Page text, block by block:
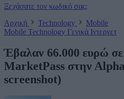
Ξεχάσατε τον κωδικό σας;
Αρχική
Technology
Mobile
Mobile Technology Γενικά Ιντερνετ
Έβαλαν 66.000 ευρώ
MarketPass στην
screenshot)